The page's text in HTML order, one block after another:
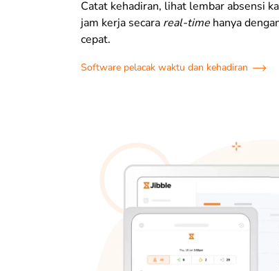
Catat kehadiran, lihat lembar absensi
jam kerja secara real-time hanya
cepat.
Software pelacak waktu dan kehadiran